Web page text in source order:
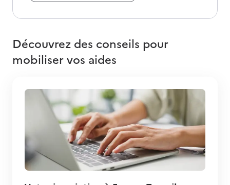
Découvrez des conseils pour
mobiliser vos aides